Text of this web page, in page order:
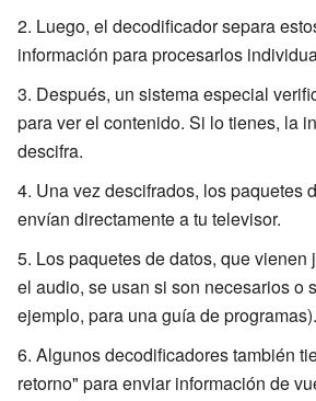
Luego, el decodificador separa
información para procesarlos
Después, un sistema especial
para ver el contenido. Si lo tienes, la
descifra.
Una vez descifrados, los paquetes
envían directamente a tu televisor.
Los paquetes de datos, que vienen
el audio, se usan si son necesarios o
ejemplo, para una guía de programas).
Algunos decodificadores también
retorno" para enviar información de